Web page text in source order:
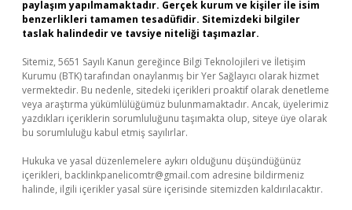
paylaşım yapılmamaktadır. Gerçek kurum ve kişiler ile isim
benzerlikleri tamamen tesadüfidir. Sitemizdeki bilgiler
taslak halindedir ve tavsiye niteliği taşımazlar.
Sitemiz, 5651 Sayılı Kanun gereğince Bilgi Teknolojileri ve İletişim
Kurumu (BTK) tarafından onaylanmış bir Yer Sağlayıcı olarak hizmet
vermektedir. Bu nedenle, sitedeki içerikleri proaktif olarak denetleme
veya araştırma yükümlülüğümüz bulunmamaktadır. Ancak, üyelerimiz
yazdıkları içeriklerin sorumluluğunu taşımakta olup, siteye üye olarak
bu sorumluluğu kabul etmiş sayılırlar.
Hukuka ve yasal düzenlemelere aykırı olduğunu düşündüğünüz
içerikleri, backlinkpanelicomtr@gmail.com adresine bildirmeniz
halinde, ilgili içerikler yasal süre içerisinde sitemizden kaldırılacaktır.